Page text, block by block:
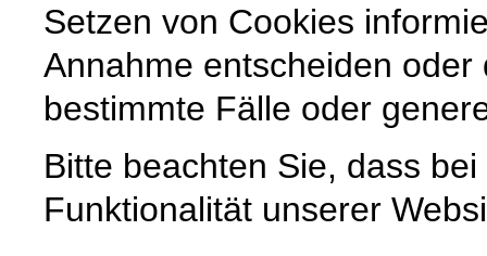
Setzen von Cookies
Annahme entscheiden
bestimmte Fälle oder
Bitte beachten Sie, dass
Funktionalität unserer